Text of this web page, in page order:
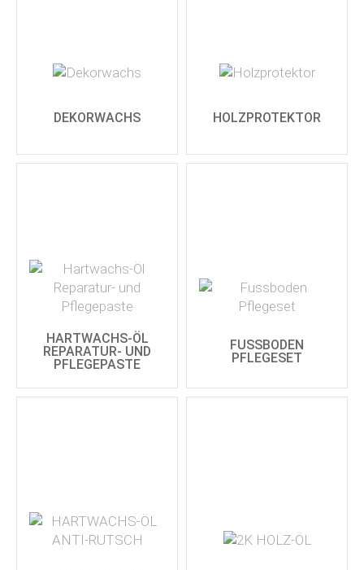
DEKORWACHS HOLZPROTEKTOR
HARTWACHS-ÖL
REPARATUR- UND
PFLEGEPASTE
FUSSBODEN
PFLEGESET